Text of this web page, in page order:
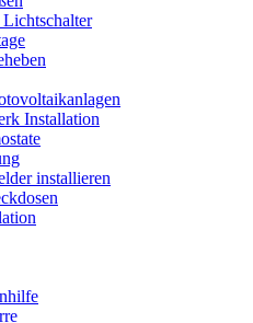
Installation
installieren